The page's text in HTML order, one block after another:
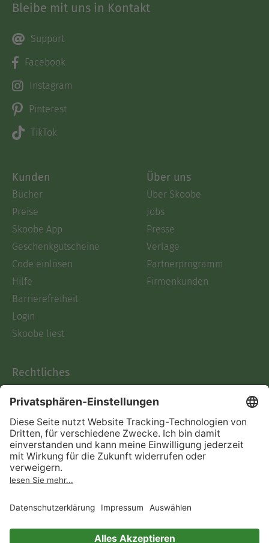
Bleibe mit uns in Kontakt
Support
Facebook
Instagram
Pinterest
TikTok
Kunden
Bücher
Preise
Skoobe App
Geschenkgutscheine
Code einlösen
Hilfe
Barrierefreiheit
Login
Skoobe liest
Über uns
Über Skoobe
Jobs
Presse
Verlage
Partnerprogramm
Firmenkunden
Rechtliches
AGB
Informationen nach Data
Act
Verträge hier kündigen
Impressum